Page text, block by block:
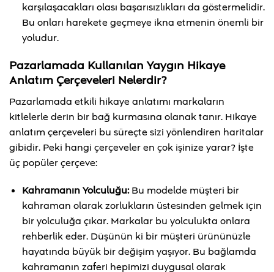
karşılaşacakları olası başarısızlıkları da göstermelidir.
Bu onları harekete geçmeye ikna etmenin önemli bir
yoludur.
Pazarlamada Kullanılan Yaygın Hikaye
Anlatım Çerçeveleri Nelerdir?
Pazarlamada etkili hikaye anlatımı markaların
kitlelerle derin bir bağ kurmasına olanak tanır. Hikaye
anlatım çerçeveleri bu süreçte sizi yönlendiren haritalar
gibidir. Peki hangi çerçeveler en çok işinize yarar? İşte
üç popüler çerçeve:
Kahramanın Yolculuğu:Bu modelde müşteri bir
kahraman olarak zorlukların üstesinden gelmek için
bir yolculuğa çıkar. Markalar bu yolculukta onlara
rehberlik eder. Düşünün ki bir müşteri ürününüzle
hayatında büyük bir değişim yaşıyor. Bu bağlamda
kahramanın zaferi hepimizi duygusal olarak